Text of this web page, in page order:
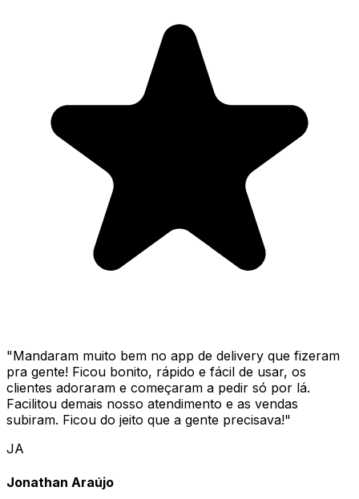
"Mandaram muito bem no app de delivery que fizeram
pra gente! Ficou bonito, rápido e fácil de usar, os
clientes adoraram e começaram a pedir só por lá.
Facilitou demais nosso atendimento e as vendas
subiram. Ficou do jeito que a gente precisava!"
JA
Jonathan Araújo